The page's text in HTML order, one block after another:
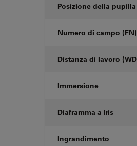
Posizione della
Numero di campo (FN)
Distanza di lavoro
Immersione
Diaframma a Iris
Ingrandimento